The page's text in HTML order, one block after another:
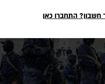
חשבון? התחברו כאן